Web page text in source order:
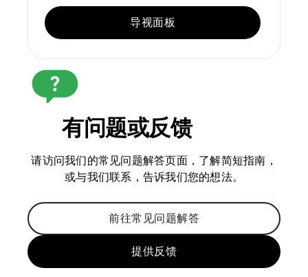
导视面板
有问题或反馈
请访问我们的常见问题解答页面，了解简短指南，
或与我们联系，告诉我们您的想法。
前往常见问题解答
提供反馈